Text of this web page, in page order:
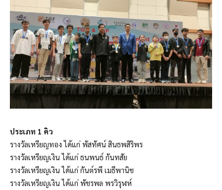
ประเภท 1 คิว
รางวัลเหรียญทอง ได้แก่ พัสทัศน์ สินธพสิริพร
รางวัลเหรียญเงิน ได้แก่ ธนพนธ์ กันทสัย
รางวัลเหรียญเงิน ได้แก่ กันต์รพี เมธีพานิช
รางวัลเหรียญเงิน ได้แก่ พัชรพล พรวิรุฬห์